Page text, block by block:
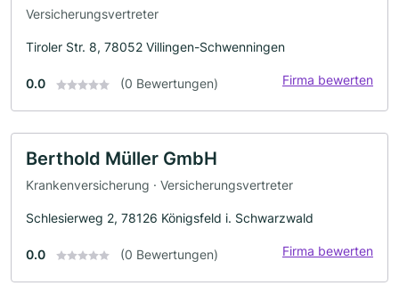
Versicherungsvertreter
Tiroler Str. 8, 78052 Villingen-Schwenningen
0.0 (0 Bewertungen) Firma bewerten
Berthold Müller GmbH
Krankenversicherung · Versicherungsvertreter
Schlesierweg 2, 78126 Königsfeld i. Schwarzwald
0.0 (0 Bewertungen) Firma bewerten